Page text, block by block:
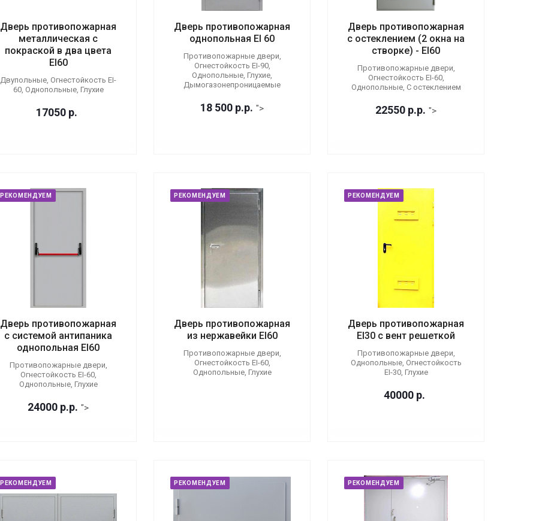
Дверь противопожарная
металлическая с
покраской в два цвета
EI60
Двупольные, Огнестойкость EI-
60, Однопольные, Глухие
17050 р.
Дверь противопожарная
однопольная EI 60
Противопожарные двери,
Огнестойкость EI-90,
Однопольные, Глухие,
Дымогазонепроницаемые
18 500 р.р. ">
Дверь противопожарная
с остеклением (2 окна на
створке) - EI60
Противопожарные двери,
Огнестойкость EI-60,
Однопольные, С остеклением
22550 р.р. ">
РЕКОМЕНДУЕМ
Дверь противопожарная
с системой антипаника
однопольная EI60
Противопожарные двери,
Огнестойкость EI-60,
Однопольные, Глухие
24000 р.р. ">
РЕКОМЕНДУЕМ
Дверь противопожарная
из нержавейки EI60
Противопожарные двери,
Огнестойкость EI-60,
Однопольные, Глухие
РЕКОМЕНДУЕМ
Дверь противопожарная
EI30 с вент решеткой
Противопожарные двери,
Однопольные, Огнестойкость
EI-30, Глухие
40000 р.
РЕКОМЕНДУЕМ РЕКОМЕНДУЕМ РЕКОМЕНДУЕМ